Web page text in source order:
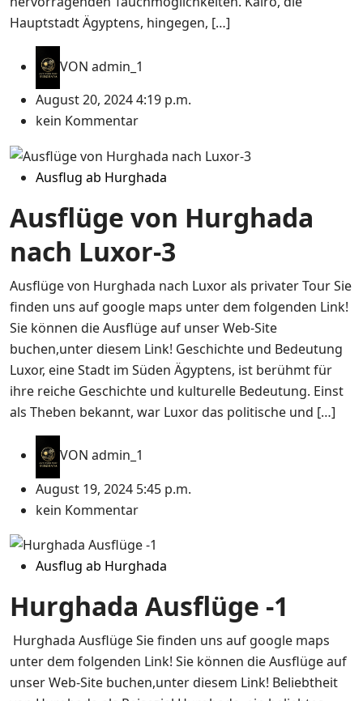
Hauptstadt Ägyptens, hingegen, […]
VON admin_1
August 20, 2024 4:19 p.m.
kein Kommentar
Ausflug ab Hurghada
Ausflüge von Hurghada
nach Luxor-3
Ausflüge von Hurghada nach Luxor als privater Tour Sie
finden uns auf google maps unter dem folgenden Link!
Sie können die Ausflüge auf unser Web-Site
buchen,unter diesem Link! Geschichte und Bedeutung
Luxor, eine Stadt im Süden Ägyptens, ist berühmt für
ihre reiche Geschichte und kulturelle Bedeutung. Einst
als Theben bekannt, war Luxor das politische und […]
VON admin_1
August 19, 2024 5:45 p.m.
kein Kommentar
Ausflug ab Hurghada
Hurghada Ausflüge -1
Hurghada Ausflüge Sie finden uns auf google maps
unter dem folgenden Link! Sie können die Ausflüge auf
unser Web-Site buchen,unter diesem Link! Beliebtheit